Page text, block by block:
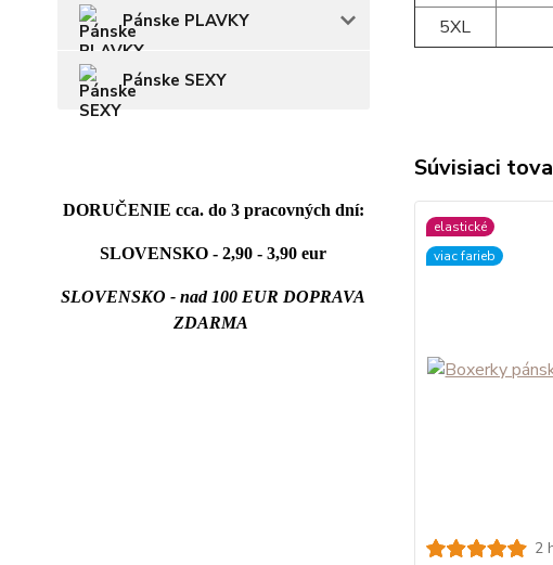
Pánske PLAVKY
Pánske SEXY
DORUČENIE cca. do 3 pracovných dní:
SLOVENSKO - 2,90 - 3,90 eur
SLOVENSKO - nad 100 EUR DOPRAVA
ZDARMA
5XL
Súvisiaci
elastické
viac farieb
2